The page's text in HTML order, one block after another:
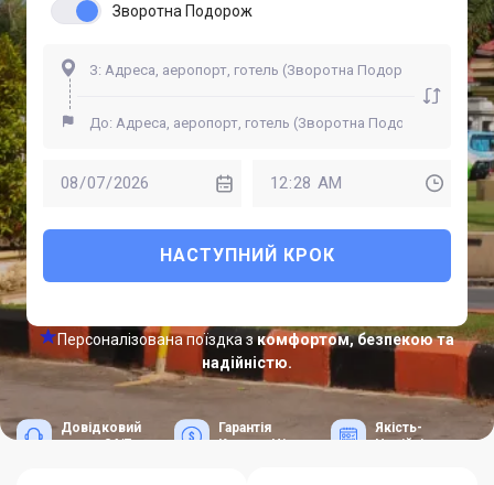
Зворотна Подорож
НАСТУПНИЙ КРОК
Персоналізована поїздка зкомфортом, безпекою та
надійністю.
Довідковий
центр 24/7
Гарантія
Кращих Цін
Якість-
Надійність